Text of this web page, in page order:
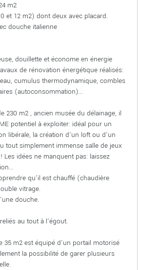
m2
et 12 m2) dont deux avec placard.
douche italienne
douillette et économe en énergie
de rénovation énergétique réalisés:
cumulus thermodynamique, combles
(autoconsommation)...
230 m2 , ancien musée du délainage, il
potentiel à exploiter: idéal pour un
libérale, la création d'un loft ou d'un
tout simplement immense salle de jeux
Les idées ne manquent pas: laissez
qu'il est chauffé (chaudière
vitrage.
douche.
au tout à l'égout.
35 m2 est équipé d'un portail motorisé
la possibilité de garer plusieurs